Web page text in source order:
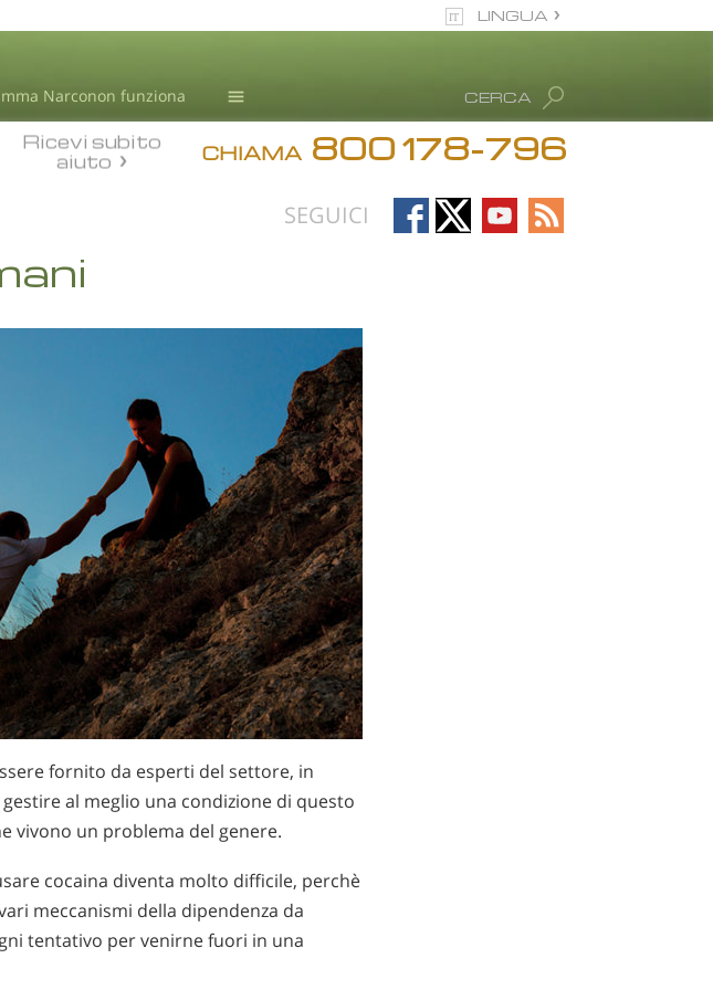
Narconon funziona
Testimonianze
CERCA
LINGUA
Tutte le zone/lingue
CHIAMA 800 178-796
Ricevi subito
aiuto
SEGUICI
Follow
on
Follow
on
Follow
on
Follow
on
fornito da esperti del settore, in
al meglio una condizione di questo
vivono un problema del genere.
cocaina diventa molto difficile, perchè
meccanismi della dipendenza da
tentativo per venirne fuori in una